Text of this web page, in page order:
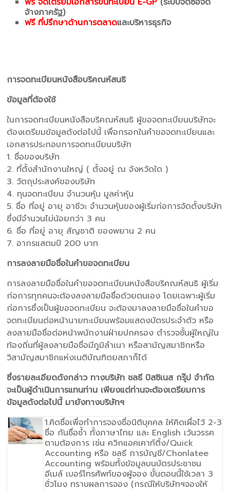
จ้างภาครัฐ)
ฟรี ที่ปรึกษาด้านการตลาดและบริหารธุรกิจ
การจดทะเบียนหนังสือบริคณห์สนธิ
ข้อมูลที่ต้องใช้
ในการจดทะเบียนหนังสือบริคณห์สนธิ ผู้ขอจดทะเบียนบริษัทจะ
ต้องเตรียมข้อมูลดังต่อไปนี้ เพื่อกรอกในคำขอจดทะเบียนและ
เอกสารประกอบการจดทะเบียนบริษัท
1. ชื่อของบริษัท
2. ที่ตั้งสำนักงานใหญ่ ( ตั้งอยู่ ณ จังหวัดใด )
3. วัตถุประสงค์ของบริษัท
4. ทุนจดทะเบียน จำนวนหุ้น มูลค่าหุ้น
5. ชื่อ ที่อยู่ อายุ อาชีวะ จำนวนหุ้นของผู้เริ่มก่อการจัดตั้งบริษัท
ซึ่งมีจำนวนไม่น้อยกว่า 3 คน
6. ชื่อ ที่อยู่ อายุ สัญชาติ ของพยาน 2 คน
7. อากรแสตมป์ 200 บาท
การลงลายมือชื่อในคำขอจดทะเบียน
การลงลายมือชื่อในคำขอจดทะเบียนหนังสือบริคณห์สนธิ ผู้เริ่ม
ก่อการทุกคนจะต้องลงลายมือชื่อด้วยตนเอง โดยเฉพาะผู้เริ่ม
ก่อการซึ่งเป็นผู้ขอจดทะเบียน จะต้องมาลงลายมือชื่อในคำขอ
จดทะเบียนต่อหน้านายทะเบียนพร้อมแสดงบัตรประจำตัว หรือ
ลงลายมือชื่อต่อหน้าพนักงานฝ่ายปกครอง ตำรวจชั้นผู้ใหญ่ใน
ท้องถิ่นที่ผู้ลงลายมือชื่อมีภูมิลำเนา หรือสามัญสมาชิกหรือ
วิสามัญสมาชิกแห่งเนติบัณฑิตยสภาก็ได้
ซึ่งรายละเอียดดังกล่าว ทางบริษัท ชลธี บิสซิเนส กรุ๊ป จำกัด
จะเป็นผู้ดำเนินการแทนท่าน เพียงแต่ท่านจะต้องเตรียมการ
ข้อมูลดังต่อไปนี้ มายังทางบริษัทฯ
1.คิดชื่อเพื่อทำการจองชื่อนิติบุคคล ให้คิดเผื่อไว้ 2-3
ชื่อ กันชื่อซ้ำ ทั้งภาษาไทย และ English เว้นวรรค
ตามต้องการ เช่น ควิกแอคเคาท์ติ้ง/Quick
Accounting หรือ ชลธี การบัญชี/Chonlatee
Accounting พร้อมทั้งข้อมูลบนบัตรประชาชน
อีเมล์ เบอร์โทรศัพท์ของผู้จอง ขั้นตอนนี้ใช้เวลา 3
ชั่วโมง ทราบผลการจอง (กรณีให้บริษัทฯจองให้